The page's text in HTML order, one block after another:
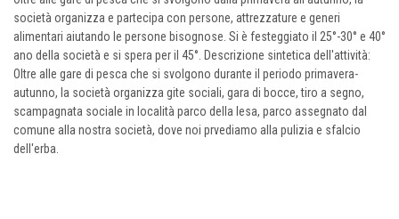
società organizza e partecipa con persone, attrezzature e generi
alimentari aiutando le persone bisognose. Si è festeggiato il 25°-30° e 40°
ano della società e si spera per il 45°. Descrizione sintetica dell'attività:
Oltre alle gare di pesca che si svolgono durante il periodo primavera-
autunno, la società organizza gite sociali, gara di bocce, tiro a segno,
scampagnata sociale in località parco della lesa, parco assegnato dal
comune alla nostra società, dove noi prvediamo alla pulizia e sfalcio
dell'erba.